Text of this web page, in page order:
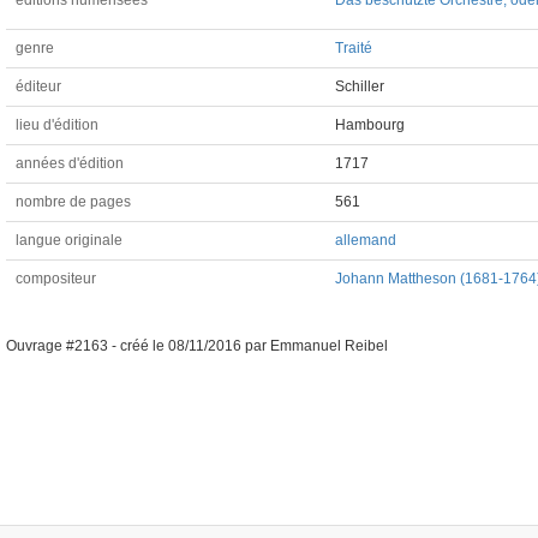
genre Traité
éditeur Schiller
lieu d'édition Hambourg
années d'édition 1717
nombre de pages 561
langue originale allemand
compositeur Johann Mattheson (1681-
Ouvrage #2163 - créé le 08/11/2016 par Emmanuel Reibel